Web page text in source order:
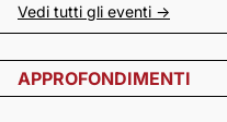
Vedi tutti gli eventi ->
APPROFONDIMENTI